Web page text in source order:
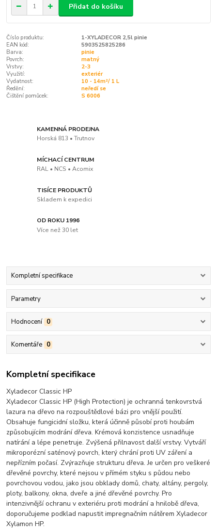
Přidat do košíku
Číslo produktu:
1-XYLADECOR 2,5l pinie
EAN kód:
5903525825286
Barva:
pinie
Povrch:
matný
Vrstvy:
2-3
Využití:
exteriér
Vydatnost:
10 - 14m²/ 1 L
Ředění:
neředí se
Čištění pomůcek:
S 6006
KAMENNÁ PRODEJNA
Horská 813 • Trutnov
MÍCHACÍ CENTRUM
RAL • NCS • Acomix
TISÍCE PRODUKTŮ
Skladem k expedici
OD ROKU 1996
Více než 30 let
Kompletní specifikace
Parametry
Hodnocení 0
Komentáře 0
Kompletní specifikace
Xyladecor Classic HP
Xyladecor Classic HP (High Protection) je ochranná tenkovrstvá
lazura na dřevo na rozpouštědlové bázi pro vnější použití.
Obsahuje fungicidní složku, která účinně působí proti houbám
způsobujícím modrání dřeva. Krémová konzistence usnadňuje
natírání a lépe penetruje. Zvýšená přilnavost další vrstvy. Vytváří
mikroporézní saténový povrch, který chrání proti UV záření a
nepřízním počasí. Zvýrazňuje strukturu dřeva. Je určen pro veškeré
dřevěné povrchy, které nejsou v přímém styku s půdou nebo
povrchovou vodou, jako jsou obklady domů, chaty, altány, pergoly,
ploty, balkony, okna, dveře a jiné dřevěné povrchy. Pro
intenzivnější ochranu v exteriéru proti modrání a hnilobě dřeva,
doporučujeme podklad napustit impregnačním nátěrem Xyladecor
Xylamon HP.